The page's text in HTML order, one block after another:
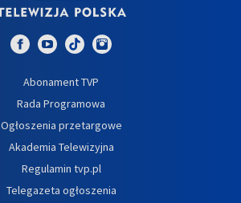
Abonament TVP
Rada Programowa
Ogłoszenia przetargowe
Akademia Telewizyjna
Regulamin tvp.pl
Telegazeta ogłoszenia